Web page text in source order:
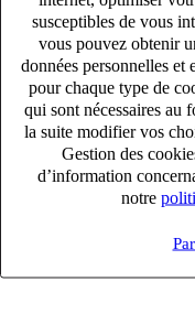
susceptibles de vous
vous pouvez obtenir
données personnelles
pour chaque type de
qui sont nécessaires au
la suite modifier vos
Gestion des
d’information
notre